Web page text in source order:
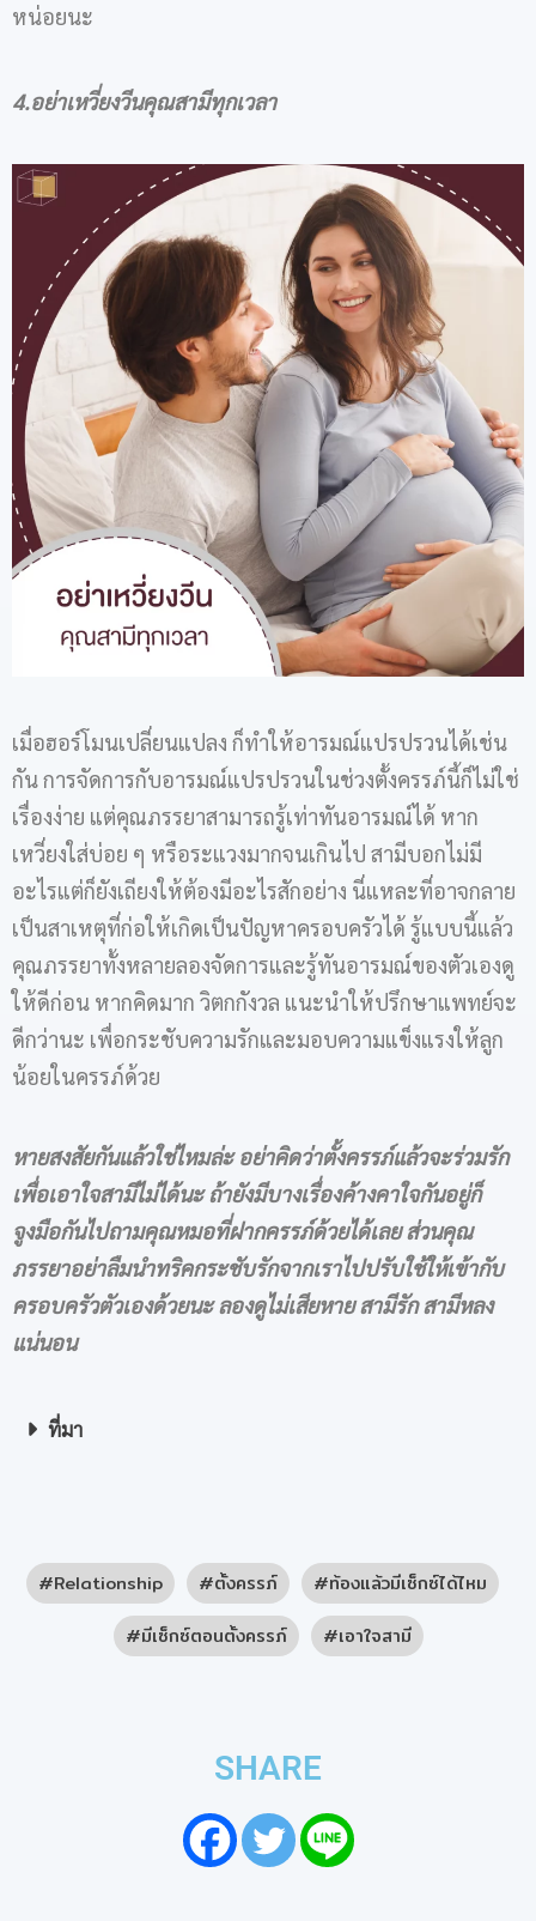
หน่อยนะ
4.อย่าเหวี่ยงวีนคุณสามีทุกเวลา
เมื่อฮอร์โมนเปลี่ยนแปลง ก็ทำให้อารมณ์แปรปรวนได้เช่น
กัน การจัดการกับอารมณ์แปรปรวนในช่วงตั้งครรภ์นี้ก็ไม่ใช่
เรื่องง่าย แต่คุณภรรยาสามารถรู้เท่าทันอารมณ์ได้ หาก
เหวี่ยงใส่บ่อย ๆ หรือระแวงมากจนเกินไป สามีบอกไม่มี
อะไรแต่ก็ยังเถียงให้ต้องมีอะไรสักอย่าง นี่แหละที่อาจกลาย
เป็นสาเหตุที่ก่อให้เกิดเป็นปัญหาครอบครัวได้ รู้แบบนี้แล้ว
คุณภรรยาทั้งหลายลองจัดการและรู้ทันอารมณ์ของตัวเองดู
ให้ดีก่อน หากคิดมาก วิตกกังวล แนะนำให้ปรึกษาแพทย์จะ
ดีกว่านะ เพื่อกระชับความรักและมอบความแข็งแรงให้ลูก
น้อยในครรภ์ด้วย
หายสงสัยกันแล้วใช่ไหมล่ะ อย่าคิดว่าตั้งครรภ์แล้วจะร่วมรัก
เพื่อเอาใจสามีไม่ได้นะ ถ้ายังมีบางเรื่องค้างคาใจกันอยู่ก็
จูงมือกันไปถามคุณหมอที่ฝากครรภ์ด้วยได้เลย ส่วนคุณ
ภรรยาอย่าลืมนำทริคกระชับรักจากเราไปปรับใช้ให้เข้ากับ
ครอบครัวตัวเองด้วยนะ ลองดูไม่เสียหาย สามีรัก สามีหลง
แน่นอน
ที่มา
Relationship ตั้งครรภ์
ท้องแล้วมีเซ็กซ์ได้ไหม
มีเซ็กซ์ตอนตั้งครรภ์
เอาใจสามี
SHARE